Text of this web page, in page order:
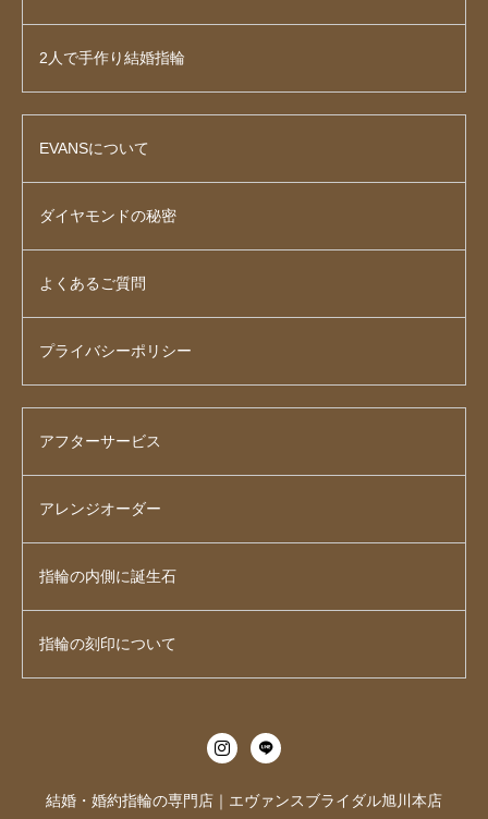
2人で手作り結婚指輪
EVANSについて
ダイヤモンドの秘密
よくあるご質問
プライバシーポリシー
アフターサービス
アレンジオーダー
指輪の内側に誕生石
指輪の刻印について
結婚・婚約指輪の専門店｜エヴァンスブライダル旭川本店